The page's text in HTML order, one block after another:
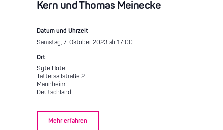
Kern und Thomas Meinecke
Datum und Uhrzeit
Samstag, 7. Oktober 2023 ab 17:00
Ort
Syte Hotel
Tattersallstraße 2
Mannheim
Deutschland
Mehr erfahren